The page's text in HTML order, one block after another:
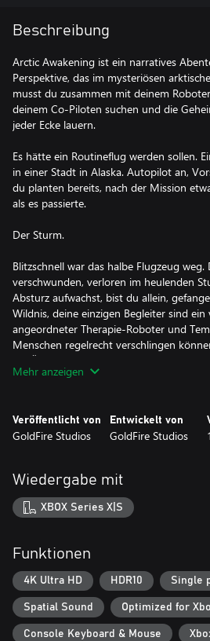
Beschreibung
Arctic Awakening ist ein narratives
Perspektive, das im mysteriösen
musst du zusammen mit deinem
deinem Co-Piloten suchen und die
jeder Ecke lauern.
Es hätte ein Routineflug werden sollen.
in einer Stadt in Alaska. Autopilot an,
du planten bereits, nach der Mission
als es passierte.
Der Sturm.
Blitzschnell war das halbe Flugzeug
verschwunden, verloren im heulenden
Absturz aufwachst, bist du allein,
Wildnis, deine einzigen Begleiter sind
angeordneter Therapie-Roboter und
Menschen regelrecht verschlingen
auf Überleben besteht darin, deinen
vielleicht einen Weg nach Hause.
Nordens verloren ist. Du musst deinen
den Elementen zu trotzen, deinen Co-
heraus, was dein Flugzeug in zwei Teile
dieses Geräusch nach Einbruch der
Mehr anzeigen
Veröffentlicht von
GoldFire Studios
Entwickelt von
GoldFire Studios
Wiedergabe mit
XBOX Series X|S
Funktionen
4K Ultra HD HDR10 Single
Spatial Sound Optimized for
Console Keyboard & Mouse